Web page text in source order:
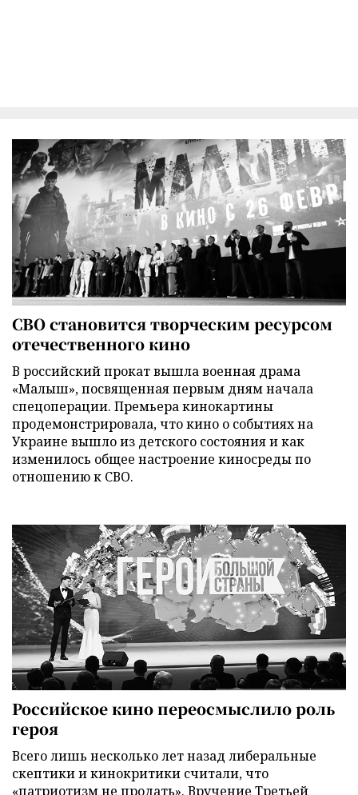
СВО становится творческим ресурсом
отечественного кино
В российский прокат вышла военная драма
«Малыш», посвященная первым дням начала
спецоперации. Премьера кинокартины
продемонстрировала, что кино о событиях на
Украине вышло из детского состояния и как
изменилось общее настроение киносреды по
отношению к СВО.
Российское кино переосмыслило роль
героя
Всего лишь несколько лет назад либеральные
скептики и кинокритики считали, что
«патриотизм не продать». Вручение Третьей